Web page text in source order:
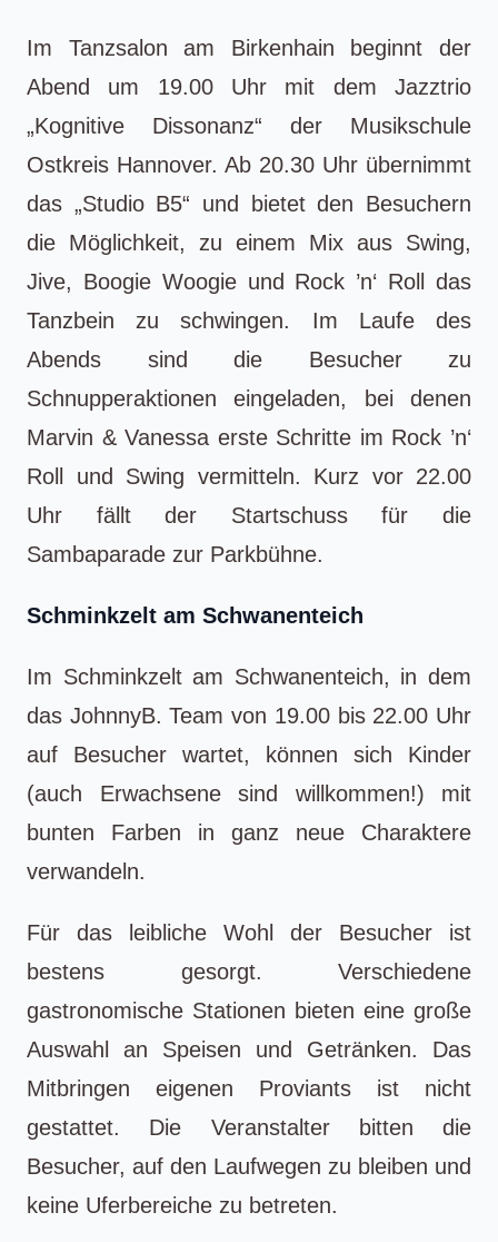
Im Tanzsalon am Birkenhain beginnt der
Abend um 19.00 Uhr mit dem Jazztrio
„Kognitive Dissonanz“ der Musikschule
Ostkreis Hannover. Ab 20.30 Uhr übernimmt
das „Studio B5“ und bietet den Besuchern
die Möglichkeit, zu einem Mix aus Swing,
Jive, Boogie Woogie und Rock ’n‘ Roll das
Tanzbein zu schwingen. Im Laufe des
Abends sind die Besucher zu
Schnupperaktionen eingeladen, bei denen
Marvin & Vanessa erste Schritte im Rock ’n‘
Roll und Swing vermitteln. Kurz vor 22.00
Uhr fällt der Startschuss für die
Sambaparade zur Parkbühne.
Schminkzelt am Schwanenteich
Im Schminkzelt am Schwanenteich, in dem
das JohnnyB. Team von 19.00 bis 22.00 Uhr
auf Besucher wartet, können sich Kinder
(auch Erwachsene sind willkommen!) mit
bunten Farben in ganz neue Charaktere
verwandeln.
Für das leibliche Wohl der Besucher ist
bestens gesorgt. Verschiedene
gastronomische Stationen bieten eine große
Auswahl an Speisen und Getränken. Das
Mitbringen eigenen Proviants ist nicht
gestattet. Die Veranstalter bitten die
Besucher, auf den Laufwegen zu bleiben und
keine Uferbereiche zu betreten.